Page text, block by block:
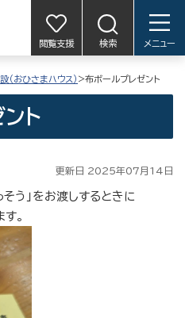
閲覧支援 検索 メニュー
（おひさまハウス） >布ボールプレゼント
ト
更新日 2025年07月14日
う」をお渡しするときに
。